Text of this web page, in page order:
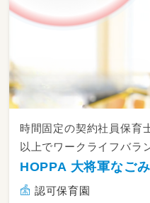
時間固定の契約社員保育
以上でワークライフバラ
HOPPA 大将軍なごみ
認可保育園